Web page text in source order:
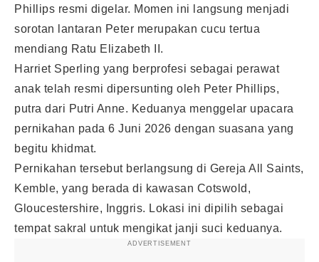
Phillips resmi digelar. Momen ini langsung menjadi
sorotan lantaran Peter merupakan cucu tertua
mendiang Ratu Elizabeth II.
Harriet Sperling yang berprofesi sebagai perawat
anak telah resmi dipersunting oleh Peter Phillips,
putra dari Putri Anne. Keduanya menggelar upacara
pernikahan pada 6 Juni 2026 dengan suasana yang
begitu khidmat.
Pernikahan tersebut berlangsung di Gereja All Saints,
Kemble, yang berada di kawasan Cotswold,
Gloucestershire, Inggris. Lokasi ini dipilih sebagai
tempat sakral untuk mengikat janji suci keduanya.
ADVERTISEMENT